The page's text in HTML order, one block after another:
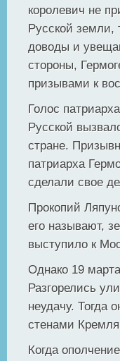
королевич не
Русской земли,
доводы и
стороны,
призывами к
Голос
Русской
стране.
патриарха
сделали свое
Прокопий
его называют,
выступило к
Однако 19
Разгорелись
неудачу. Тогда
стенами
Когда